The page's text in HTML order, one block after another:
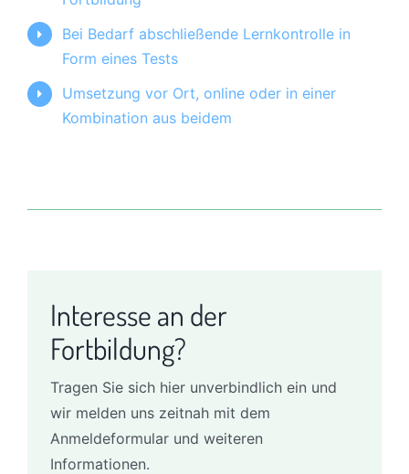
Bei Bedarf abschließende Lernkontrolle in
Form eines Tests
Umsetzung vor Ort, online oder in einer
Kombination aus beidem
Interesse an der
Fortbildung?
Tragen Sie sich hier unverbindlich ein und
wir melden uns zeitnah mit dem
Anmeldeformular und weiteren
Informationen.